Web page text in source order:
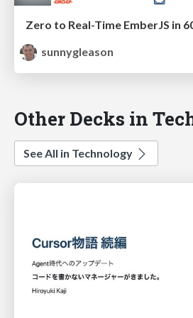
Zero to Real-Time EmberJS in
sunnygleason
Other Decks in
See All in Technology